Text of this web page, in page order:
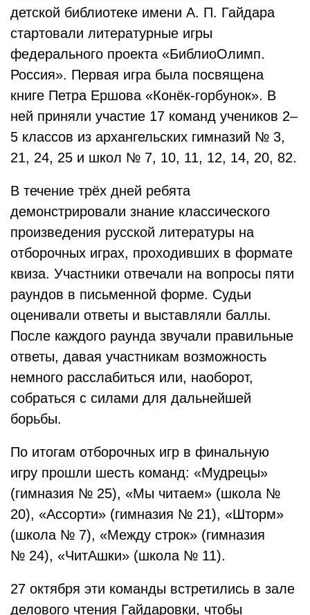
детской библиотеке имени А. П. Гайдара
стартовали литературные игры
федерального проекта «БиблиоОлимп.
Россия». Первая игра была посвящена
книге Петра Ершова «Конёк-горбунок». В
ней приняли участие 17 команд учеников 2–
5 классов из архангельских гимназий № 3,
21, 24, 25 и школ № 7, 10, 11, 12, 14, 20, 82.
В течение трёх дней ребята
демонстрировали знание классического
произведения русской литературы на
отборочных играх, проходивших в формате
квиза. Участники отвечали на вопросы пяти
раундов в письменной форме. Судьи
оценивали ответы и выставляли баллы.
После каждого раунда звучали правильные
ответы, давая участникам возможность
немного расслабиться или, наоборот,
собраться с силами для дальнейшей
борьбы.
По итогам отборочных игр в финальную
игру прошли шесть команд: «Мудрецы»
(гимназия № 25), «Мы читаем» (школа №
20), «Ассорти» (гимназия № 21), «Шторм»
(школа № 7), «Между строк» (гимназия
№ 24), «ЧитАшки» (школа № 11).
27 октября эти команды встретились в зале
делового чтения Гайдаровки, чтобы